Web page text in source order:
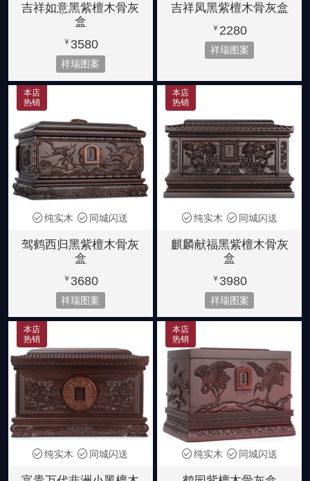
吉祥如意黑紫檀木骨灰
盒
￥ 3580
祥瑞图案
吉祥凤黑紫檀木骨灰盒
￥ 2280
祥瑞图案
本店
热销
纯实木 同城闪送
驾鹤西归黑紫檀木骨灰
盒
￥ 3680
祥瑞图案
本店
热销
纯实木 同城闪送
麒麟献福黑紫檀木骨灰
盒
￥ 3980
祥瑞图案
本店
热销
纯实木 同城闪送
本店
热销
纯实木 同城闪送